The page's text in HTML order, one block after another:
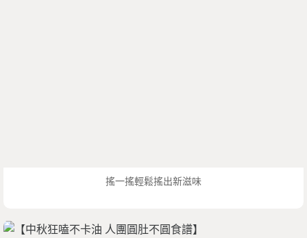
搖一搖輕鬆搖出新滋味